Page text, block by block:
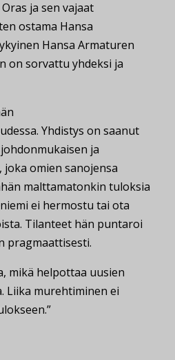
ja sen vajaat
ostama Hansa
Hansa Armaturen
on sorvattu yhdeksi ja
Yhdistys on saanut
ja
omien sanojensa
malttamatonkin tuloksia
ei hermostu tai ota
Tilanteet hän puntaroi
pragmaattisesti.
mikä helpottaa uusien
Liika murehtiminen ei